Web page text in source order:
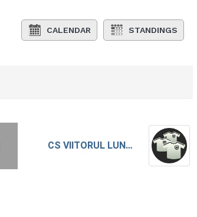
CALENDAR STANDINGS
CS VIITORUL LUNCA